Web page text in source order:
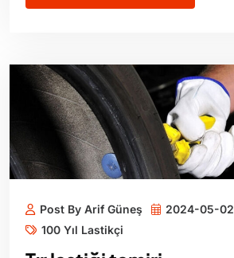
Post By Arif Güneş
2024-05-02
100 Yıl Lastikçi